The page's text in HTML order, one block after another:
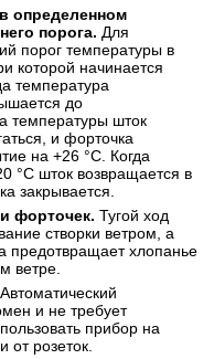
с
и
определенном
порога. Для
порог температуры в
которой начинается
температура
до
температуры шток
и форточка
на +26 °C. Когда
°C шток возвращается в
закрывается.
форточек. Тугой ход
створки ветром, а
хлопанье
ветре.
Автоматический
и не требует
прибор на
от розеток.